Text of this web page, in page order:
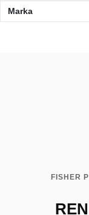
Marka
FISHER